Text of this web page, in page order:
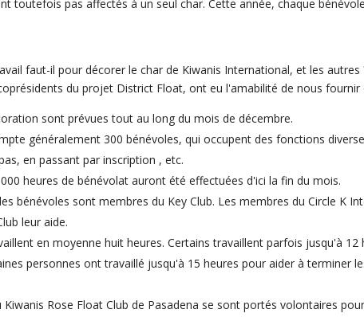
toutefois pas affectés à un seul char. Cette année, chaque
faut-il pour décorer le char de Kiwanis International, et les autres
du projet District Float, ont eu l'amabilité de nous
sont prévues tout au long du mois de décembre.
généralement 300 bénévoles, qui occupent des fonctions
en passant par inscription , etc.
heures de bénévolat auront été effectuées d'ici la fin du mois.
bénévoles sont membres du Key Club. Les membres du Circle K
leur aide.
en moyenne huit heures. Certains travaillent parfois jusqu'à 12
personnes ont travaillé jusqu'à 15 heures pour aider à terminer
Rose Float Club de Pasadena se sont portés volontaires